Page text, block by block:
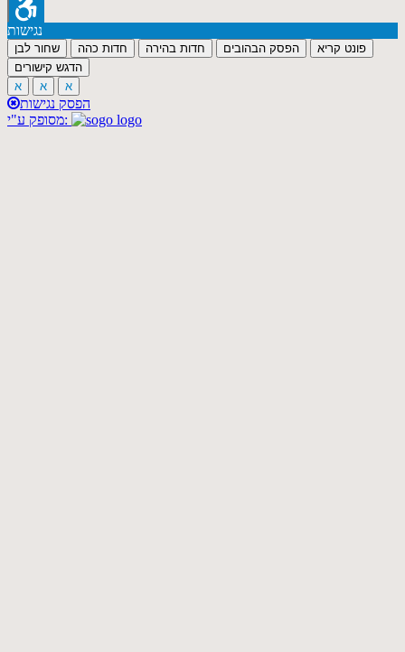
נגישות
שחור לבן חדות כהה חדות בהירה הפסק הבהובים
פונט קריא
הדגש קישורים
א
א א
הפסק נגישות
מסופק ע"י: